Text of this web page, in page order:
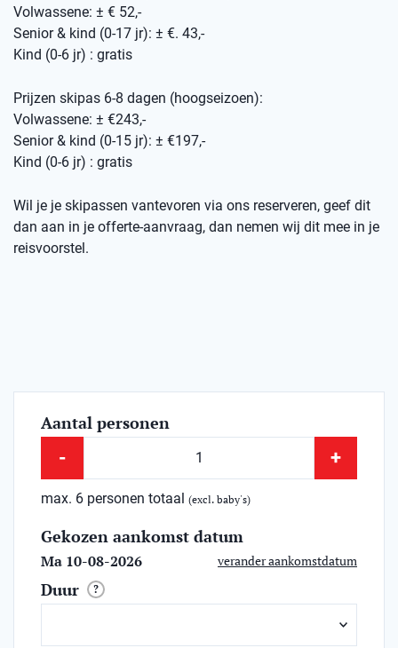
Volwassene: ± € 52,-
Senior & kind (0-17 jr): ± €. 43,-
Kind (0-6 jr) : gratis
Prijzen skipas 6-8 dagen (hoogseizoen):
Volwassene: ± €243,-
Senior & kind (0-15 jr): ± €197,-
Kind (0-6 jr) : gratis
Wil je je skipassen vantevoren via ons reserveren, geef dit
dan aan in je offerte-aanvraag, dan nemen wij dit mee in je
reisvoorstel.
Aantal personen
- +
max. 6 personen totaal (excl. baby's)
Gekozen aankomst datum
Ma 10-08-2026 verander aankomstdatum
Duur ?